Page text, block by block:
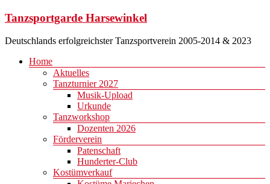
Zum
springen
Tanzsportgarde Harsewinkel
Deutschlands erfolgreichster Tanzsportverein 2005-2014 & 2023
Menü
Home
Aktuelles
Tanzturnier 2027
Musik-Upload
Urkunde
Tanzworkshop
Dozenten 2026
Förderverein
Patenschaft
Hunderter-Club
Kostümverkauf